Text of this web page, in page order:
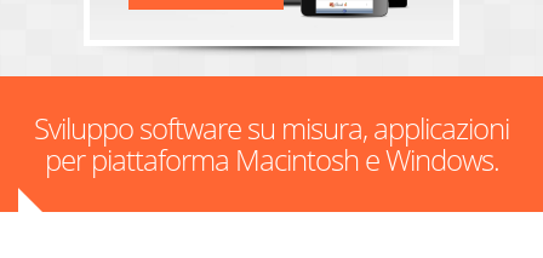
Sviluppo software su misura, applicazioni
per piattaforma Macintosh e Windows.